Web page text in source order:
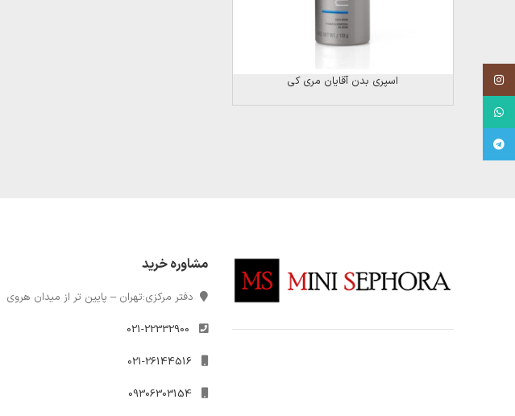
اسپری بدن آقایان مری کی
مشاوره خرید
دفتر مرکزی:تهران – پایین تر از میدان هروی
021-22332900
021-26144516